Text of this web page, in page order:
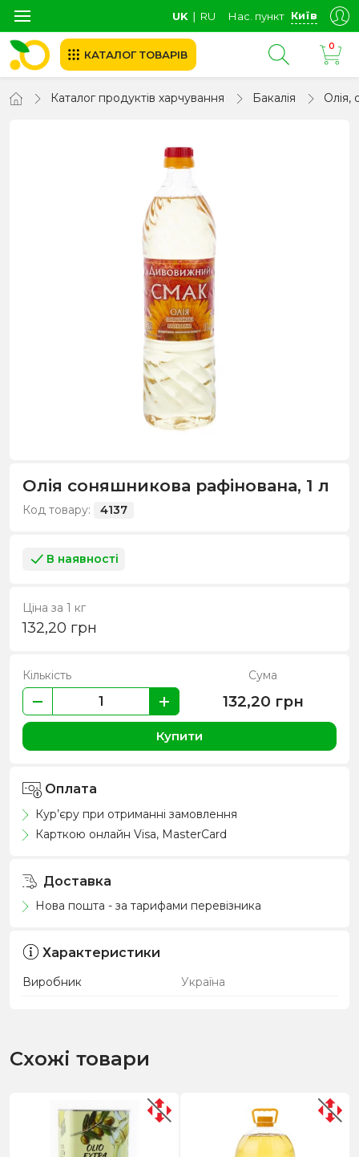
UK ∣ RU Нас. пункт Київ
КАТАЛОГ ТОВАРІВ
0
Каталог продуктів харчування Бакалія Олія,
Олія соняшникова рафінована, 1 л
Код товару: 4137
В наявності
Ціна за 1 кг
132,20 грн
Кількість Сума
132,20 грн
Купити
Оплата
Кур’єру при отриманні замовлення
Карткою онлайн Visa, MasterCard
Доставка
Нова пошта - за тарифами перевізника
Характеристики
Виробник Україна
Схожі товари